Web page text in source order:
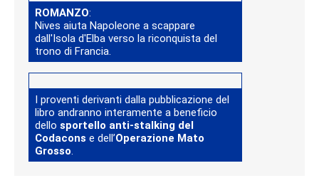
ROMANZO:
Nives aiuta Napoleone a scappare
dall'Isola d'Elba verso la riconquista del
trono di Francia.
I proventi derivanti dalla pubblicazione del
libro andranno interamente a beneficio
dello sportello anti-stalking del
Codacons e dell’Operazione Mato
Grosso.